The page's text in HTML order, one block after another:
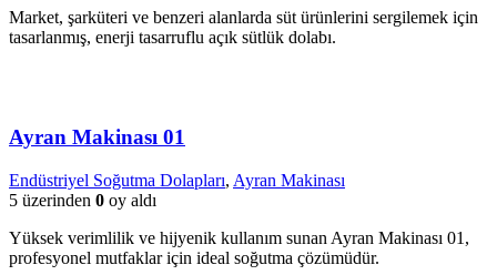
Market, şarküteri ve benzeri alanlarda süt ürünlerini sergilemek için
tasarlanmış, enerji tasarruflu açık sütlük dolabı.
Ayran Makinası 01
Endüstriyel Soğutma Dolapları, Ayran Makinası
5 üzerinden 0 oy aldı
Yüksek verimlilik ve hijyenik kullanım sunan Ayran Makinası 01,
profesyonel mutfaklar için ideal soğutma çözümüdür.